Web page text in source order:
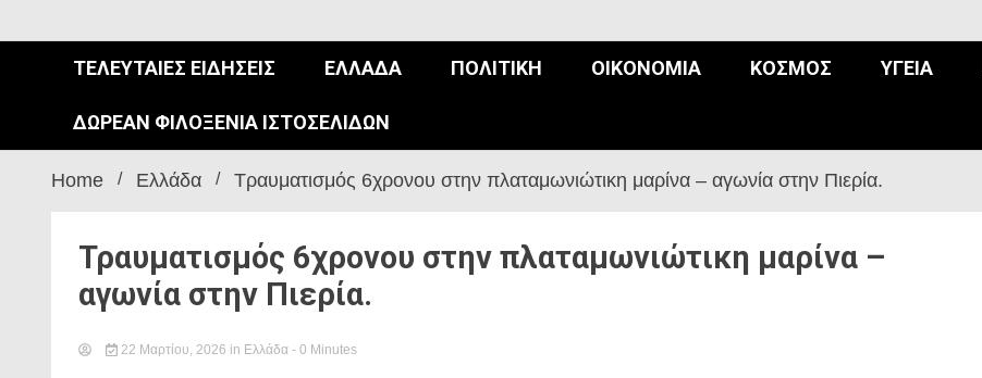
ΤΕΛΕΥΤΑΊΕΣ ΕΙΔΉΣΕΙΣ ΕΛΛΆΔΑ ΠΟΛΙΤΙΚΉ ΟΙΚΟΝΟΜΊΑ ΚΌΣΜΟΣ ΥΓΕΊΑ
ΔΩΡΕΆΝ ΦΙΛΟΞΕΝΊΑ ΙΣΤΟΣΕΛΊΔΩΝ
Home Ελλάδα Τραυματισμός 6χρονου στην πλαταμωνιώτικη μαρίνα – αγωνία στην Πιερία.
Τραυματισμός 6χρονου στην πλαταμωνιώτικη μαρίνα –
αγωνία στην Πιερία.
22 Μαρτίου, 2026 in Ελλάδα - 0 Minutes